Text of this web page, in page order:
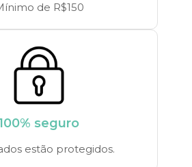
de R$150
seguro
estão protegidos.